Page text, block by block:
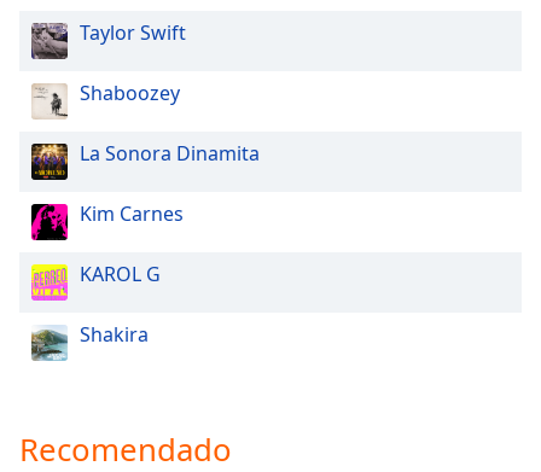
Taylor Swift
Shaboozey
La Sonora Dinamita
Kim Carnes
KAROL G
Shakira
Recomendado